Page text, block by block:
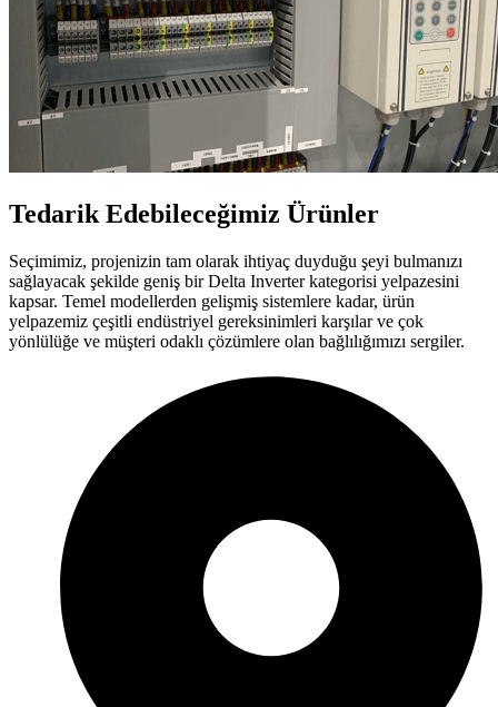
Tedarik Edebileceğimiz Ürünler
Seçimimiz, projenizin tam olarak ihtiyaç duyduğu şeyi bulmanızı
sağlayacak şekilde geniş bir Delta Inverter kategorisi yelpazesini
kapsar. Temel modellerden gelişmiş sistemlere kadar, ürün
yelpazemiz çeşitli endüstriyel gereksinimleri karşılar ve çok
yönlülüğe ve müşteri odaklı çözümlere olan bağlılığımızı sergiler.